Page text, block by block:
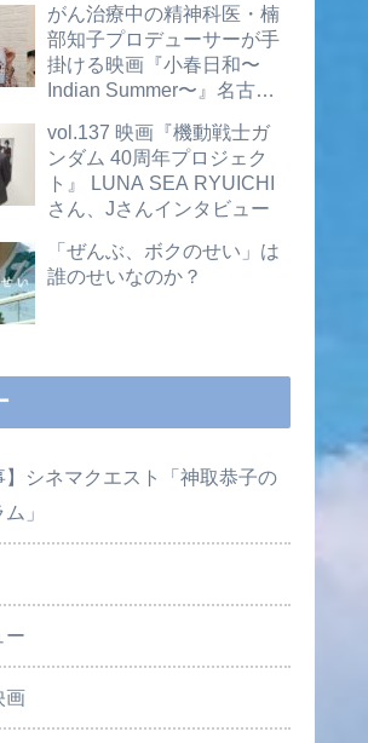
がん治療中の精神科医・楠
部知子プロデューサーが手
掛ける映画『小春日和〜
Indian Summer〜』名古屋
画あり）
vol.137 映画『機動戦士ガ
ンダム 40周年プロジェク
ト』 LUNA SEA RYUICHI
さん、Jさんインタビュー
「ぜんぶ、ボクのせい」は
誰のせいなのか？
】シネマクエスト「神取恭子の
」
ー
画